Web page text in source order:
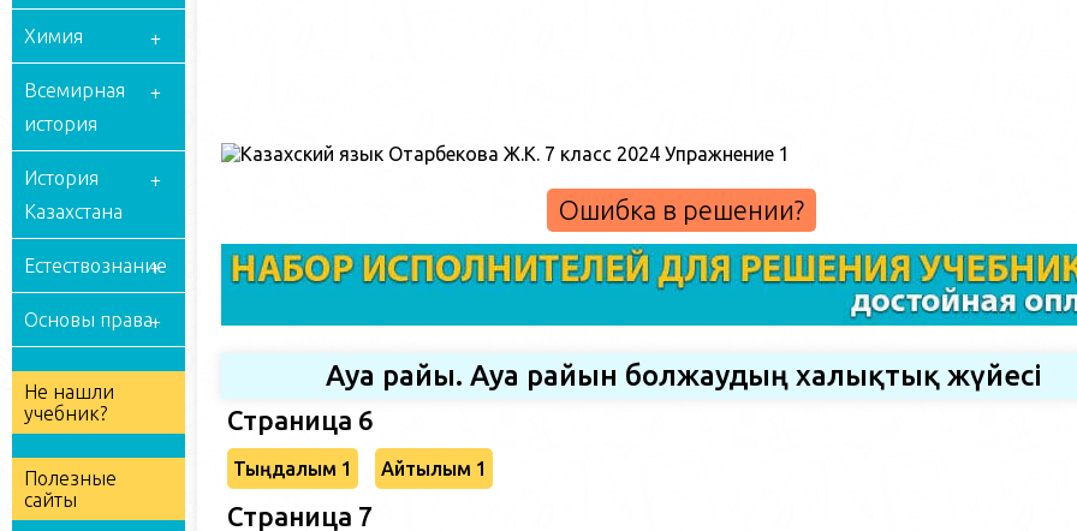
Химия
Всемирная
история
История
Казахстана
Естествознание
Основы права
Не нашли
учебник?
Полезные
сайты
Ошибка в решении?
Ауа райы. Ауа райын болжаудың халықтық жүйесі
Страница 6
Тыңдалым 1 Айтылым 1
Страница 7